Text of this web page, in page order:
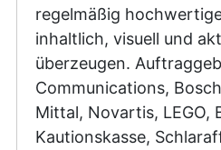
regelmäßig
inhaltlich, visuell und
überzeugen.
Communications,
Mittal, Novartis, LEGO,
Kautionskasse,